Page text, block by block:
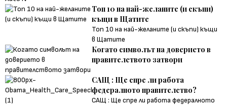
Топ 10 на най-желаните (и скъпи)
къщи в Щатите
Топ 10 на най-желаните (и скъпи) къщи
в Щатите
Когато символът на доверието в
правителството затвори
САЩ : Ще спре ли работа
федералното правителство?
САЩ : Ще спре ли работа федералното